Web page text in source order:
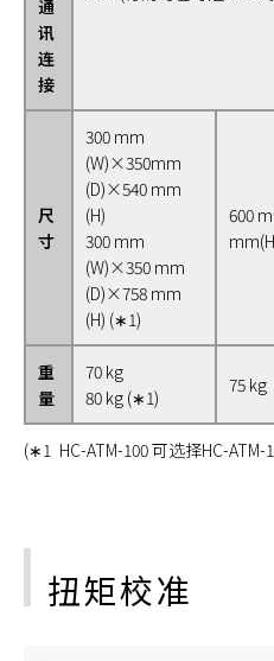
通
讯
连
接
尺
寸
300 mm
(W)×350mm
(D)×540 mm
(H)
300 mm
(W)×350 mm
(D)×758 mm
(H) (∗1)
600
重
量
70 kg
80 kg (∗1)
75 kg
(∗1 HC-ATM-100 可选择HC-ATM-
扭矩校准